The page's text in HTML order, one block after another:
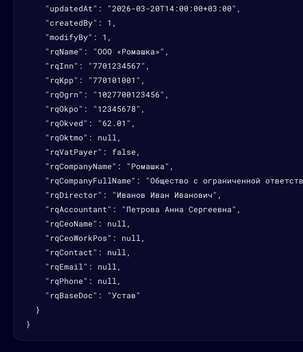
    "updatedAt": "2026-03-20T14:00:00+03:00",
    "createdBy": 1,
    "modifyBy": 1,
    "rqName": "ООО «Ромашка»",
    "rqInn": "7701234567",
    "rqKpp": "770101001",
    "rqOgrn": "1027700123456",
    "rqOkpo": "12345678",
    "rqOkved": "62.01",
    "rqOktmo": null,
    "rqVatPayer": false,
    "rqCompanyName": "Ромашка",
"rqCompanyFullName": "Общество с ограниченной
    "rqDirector": "Иванов Иван Иванович",
    "rqAccountant": "Петрова Анна Сергеевна",
    "rqCeoName": null,
    "rqCeoWorkPos": null,
    "rqContact": null,
    "rqEmail": null,
    "rqPhone": null,
    "rqBaseDoc": "Устав"
  }
}